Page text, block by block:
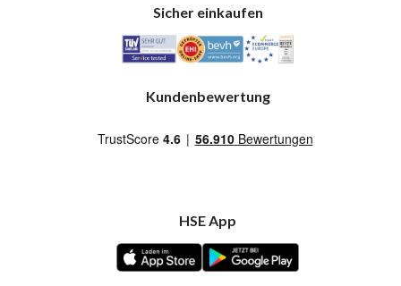
Sicher einkaufen
Kundenbewertung
HSE App